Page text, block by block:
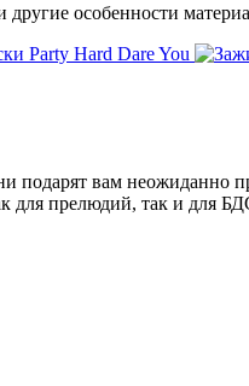
особенности
подарят вам
для прелюдий, так и для